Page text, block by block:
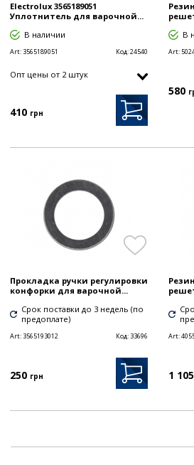
Electrolux 3565189051
Уплотнитель для варочной...
В наличии
Art: 3565189051 Код:24540
Опт цены от 2 штук
410 грн
В
Art:
580
Прокладка ручки регулировки
конфорки для варочной...
Срок поставки до 3 недель (по
предоплате)
Art: 3565193012 Код: 33696
250 грн
Art:
1 105